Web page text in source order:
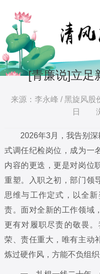
[青廉说]立足
来源：李永峰 / 黑旋风股
日 浏
2026年3月，我告别
式调任纪检岗位，成为一
内容的更迭，更是对岗位
重塑。入职之初，部门领
思维与工作定式，以全
责。面对全新的工作领域
更有对履职尽责的敬畏
荣、责任重大，唯有主动
炼过硬作风，方能不负组